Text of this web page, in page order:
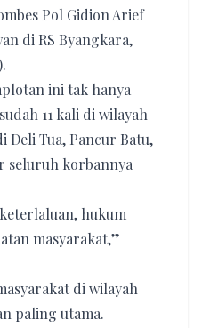
Pol Gidion Arief
di RS Byangkara,
ini tak hanya
11 kali di wilayah
Tua, Pancur Batu,
seluruh korbannya
hukum
masyarakat,”
di wilayah
paling utama.